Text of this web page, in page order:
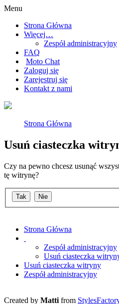
Menu
Strona Główna
Więcej…
Zespół administracyjny
FAQ
Moto Chat
Zaloguj się
Zarejestruj się
Kontakt z nami
Strona Główna
Usuń ciasteczka
Czy na pewno chcesz usunąć
tę witrynę?
Strona Główna
Zespół administracyjny
Usuń ciasteczka
Usuń ciasteczka witryny
Zespół administracyjny
Created by Mattifrom